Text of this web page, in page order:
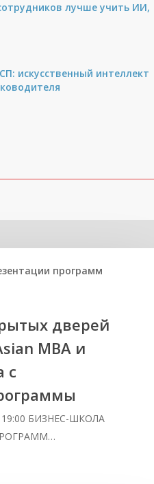
лучше учить ИИ,
искусственный интеллект
программ
дверей
MBA и
с
БИЗНЕС-ШКОЛА